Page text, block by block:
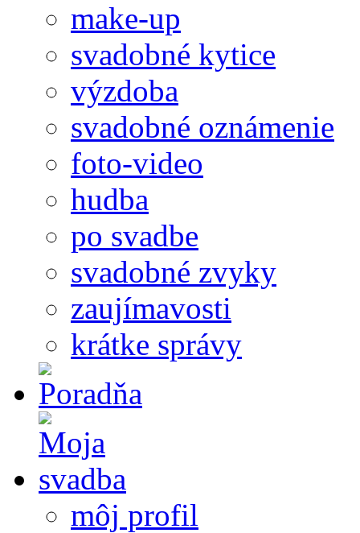
make-up
svadobné kytice
výzdoba
svadobné oznámenie
foto-video
hudba
po svadbe
svadobné zvyky
zaujímavosti
krátke správy
môj profil